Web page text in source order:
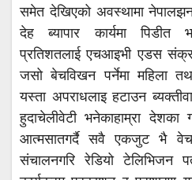
समेत देखिएको अवस्थामा
देह ब्यापार कार्यमा पिडीत
प्रतिशतलाई एचआइभी एडस
जसो बेचविखन पर्नेमा महिला
यस्ता अपराधलाइ हटाउन
हुदाचेलीवेटी भनेकाहाम्रा
आत्मसातगर्दै सवै एकजुट भै
संचालनगरि रेडियो टेलिभिजन